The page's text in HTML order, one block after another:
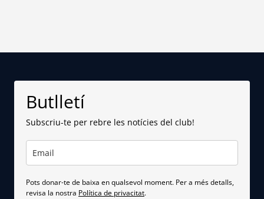
Butlletí
Subscriu-te per rebre les notícies del club!
Pots donar-te de baixa en qualsevol moment. Per a més detalls,
revisa la nostra Política de privacitat.